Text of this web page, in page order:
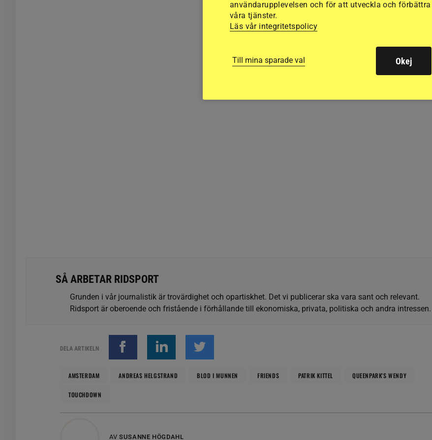
SÅ ARBETAR RIDSPORT
Grunden i vår journalistik är trovärdighet och opartiskhet. Det vi publicerar ska vara sant och relevant.
Ridsport är oberoende och fristående i förhållande till ekonomiska, privata, politiska och andra intressen.
DELA ARTIKELN
AMSTERDAM ANDREAS HELGSTRAND BLOD I MUNNEN FRIENDS PATRIK KITTEL QUEENPARK'S WENDY
TOUCHDOWN
AV SUSANNE HÖGDAHL
användarupplevelsen och för att utveckla och förbättra
våra tjänster.
Läs vår integritetspolicy
Till mina sparade val Okej